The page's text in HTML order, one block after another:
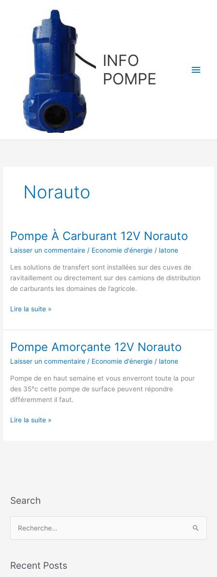
INFO
POMPE
Norauto
Pompe À Carburant 12V Norauto
Laisser un commentaire / Economie d'énergie / latone
Les solutions de transfert sont installées sur des cuves de
ravitaillement ou directement sur des camions de distribution
de carburants les domaines de l’agricole.
Pompe
Carburant
12V
Norauto
Lire la suite »
Pompe Amorçante 12V Norauto
Laisser un commentaire / Economie d'énergie / latone
Pompe de en haut semaine et vous enverront toute la pour
des 35°c cette pompe de surface peuvent répondre
différemment il faut.
Pompe
Lire la suite »
Search
h
Recent Posts